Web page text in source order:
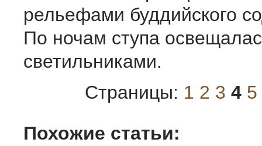
рельефами буддийского
По ночам ступа
светильниками.
Страницы: 1 2 3 4 5
Похожие статьи: